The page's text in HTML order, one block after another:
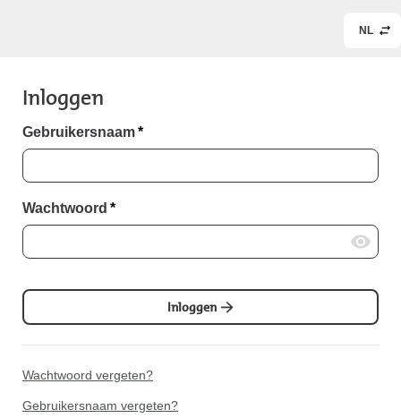
NL
Inloggen
Gebruikersnaam*
Wachtwoord *
Inloggen
Wachtwoord vergeten?
Gebruikersnaam vergeten?